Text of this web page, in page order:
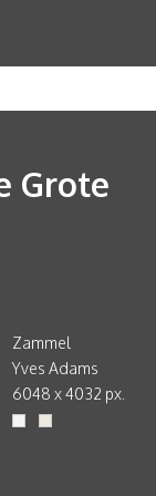
Grote
Zammel
Yves Adams
6048 x 4032 px.